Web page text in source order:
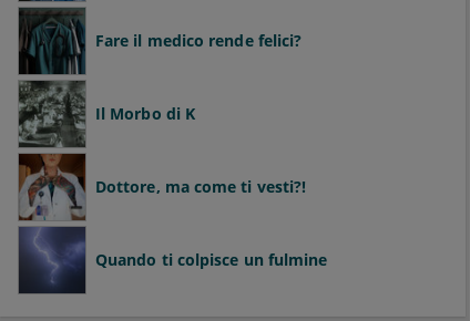
Fare il medico rende felici?
Il Morbo di K
Dottore, ma come ti vesti?!
Quando ti colpisce un fulmine